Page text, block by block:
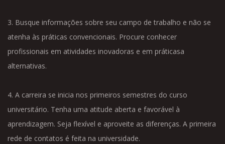
3. Busque informações sobre seu campo de trabalho e não se
atenha às práticas convencionais. Procure conhecer
profissionais em atividades inovadoras e em práticasa
alternativas.
4. A carreira se inicia nos primeiros semestres do curso
universitário. Tenha uma atitude aberta e favorável à
aprendizagem. Seja flexível e aproveite as diferenças. A primeira
rede de contatos é feita na universidade.